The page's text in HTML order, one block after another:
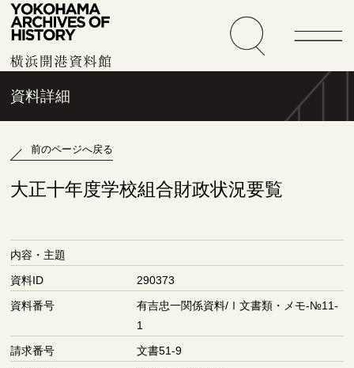
資料詳細
前のページへ戻る
大正十年度学校組合財政状況要覧
内容・主題
資料ID
290373
資料番号
有吉忠一関係資料/Ⅰ文書類・メモ‐№11-
1
請求番号
文書51-9